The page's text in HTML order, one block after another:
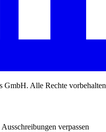
GmbH. Alle Rechte
verpassen